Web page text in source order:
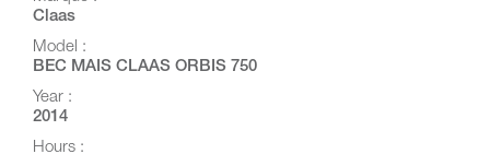
Claas
Model :
BEC MAIS CLAAS ORBIS 750
Year :
2014
Hours :